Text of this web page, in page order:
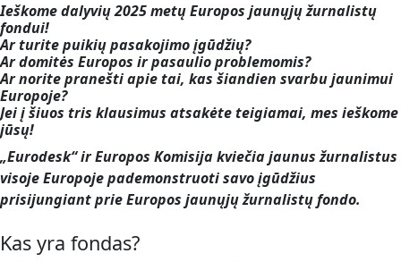
Ieškome dalyvių 2025 metų Europos jaunųjų žurnalistų
fondui!
Ar turite puikių pasakojimo įgūdžių?
Ar domitės Europos ir pasaulio problemomis?
Ar norite pranešti apie tai, kas šiandien svarbu jaunimui
Europoje?
Jei į šiuos tris klausimus atsakėte teigiamai, mes ieškome
jūsų!
„Eurodesk“ ir Europos Komisija kviečia jaunus žurnalistus
visoje Europoje pademonstruoti savo įgūdžius
prisijungiant prie Europos jaunųjų žurnalistų fondo.
Kas yra fondas?